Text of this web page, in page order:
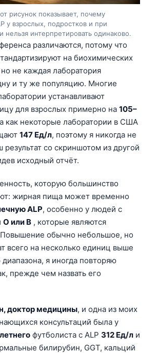
рисунок показывает, почему
у взрослых, подростков и при
нельзя интерпретировать одинаково.
различаются, потому что
на биохимических
но не каждая лаборатория
и ту же популяцию. Многие
устанавливают
для взрослых примерно на 105–
как некоторые лаборатории в США
147 Ед/л, поэтому я никогда не
результат со скриншотом из другой
исходный отчёт.
которую большинство
жирная пища может временно
ALP, особенно у людей с
O или B , которые являются
обычно небольшое, но
всего на несколько единиц выше
я иногда повторяю
прежде чем назвать его
доктор медицины, и одна из моих
консультаций была у
футболиста с ALP 312 Ед/л и
билирубин, GGT, кальций